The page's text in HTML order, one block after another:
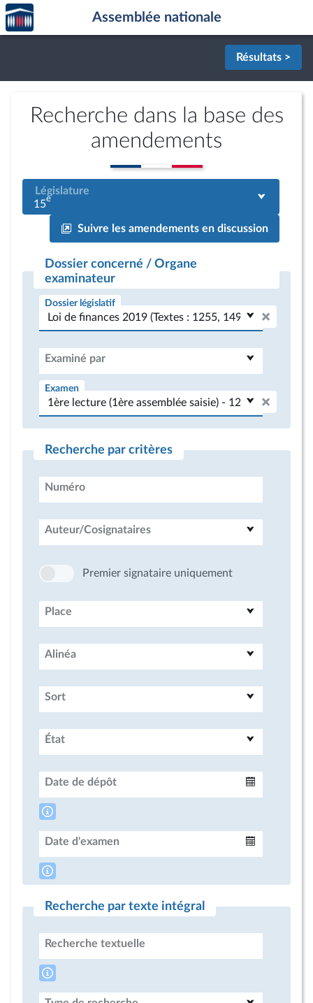
Aller au contenu
Aller en bas de la page
Accèder
à la
page
Assemblée nationale
Résultats >
Recherche dans la base des
amendements
Législature
15e
Suivre les amendements en discussion
Dossier concerné / Organe
examinateur
Dossier législatif
Examiné par
Examen
Recherche par critères
Numéro
Auteur/Cosignataires
Premier signataire uniquement
Place
Alinéa
Sort
État
Date de dépôt
Date d'examen
Recherche par texte intégral
Recherche textuelle